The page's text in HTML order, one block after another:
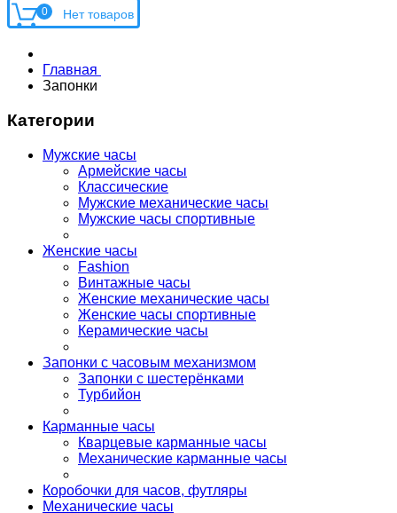
0
Главная
Запонки
Категории
Мужские часы
Армейские часы
Классические
Мужские механические часы
Мужские часы спортивные
Женские часы
Fashion
Винтажные часы
Женские механические часы
Женские часы спортивные
Керамические часы
Запонки с часовым механизмом
Запонки с шестерёнками
Турбийон
Карманные часы
Кварцевые карманные часы
Механические карманные часы
Коробочки для часов, футляры
Механические часы